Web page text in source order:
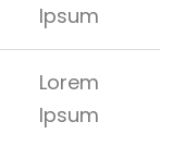
Ipsum
Lorem
Ipsum